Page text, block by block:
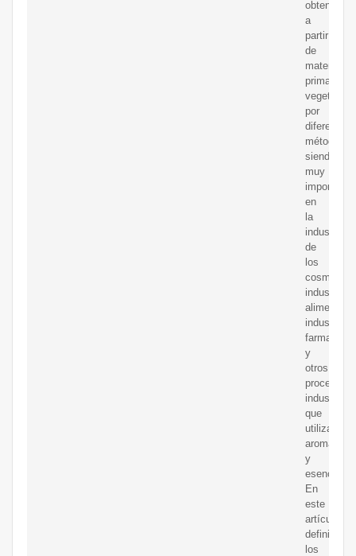
obtenidos
a
partir
de
materia
prima
vegetal
por
diferentes
métodos,
siendo
muy
en
la
industria
de
los
industria
industria
y
otros
procesos
que
utilizan
aromas
y
esencias.
En
este
artículo
los